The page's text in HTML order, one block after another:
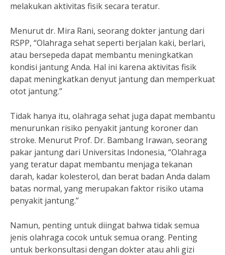
melakukan aktivitas fisik secara teratur.
Menurut dr. Mira Rani, seorang dokter jantung dari
RSPP, “Olahraga sehat seperti berjalan kaki, berlari,
atau bersepeda dapat membantu meningkatkan
kondisi jantung Anda. Hal ini karena aktivitas fisik
dapat meningkatkan denyut jantung dan memperkuat
otot jantung.”
Tidak hanya itu, olahraga sehat juga dapat membantu
menurunkan risiko penyakit jantung koroner dan
stroke. Menurut Prof. Dr. Bambang Irawan, seorang
pakar jantung dari Universitas Indonesia, “Olahraga
yang teratur dapat membantu menjaga tekanan
darah, kadar kolesterol, dan berat badan Anda dalam
batas normal, yang merupakan faktor risiko utama
penyakit jantung.”
Namun, penting untuk diingat bahwa tidak semua
jenis olahraga cocok untuk semua orang. Penting
untuk berkonsultasi dengan dokter atau ahli gizi